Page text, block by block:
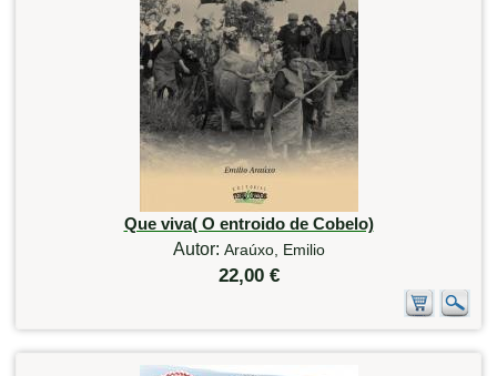
Que viva( O entroido de Cobelo)
Autor: Araúxo, Emilio
22,00 €